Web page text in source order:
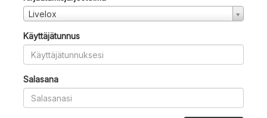
Livelox
Käyttäjätunnus
Salasana